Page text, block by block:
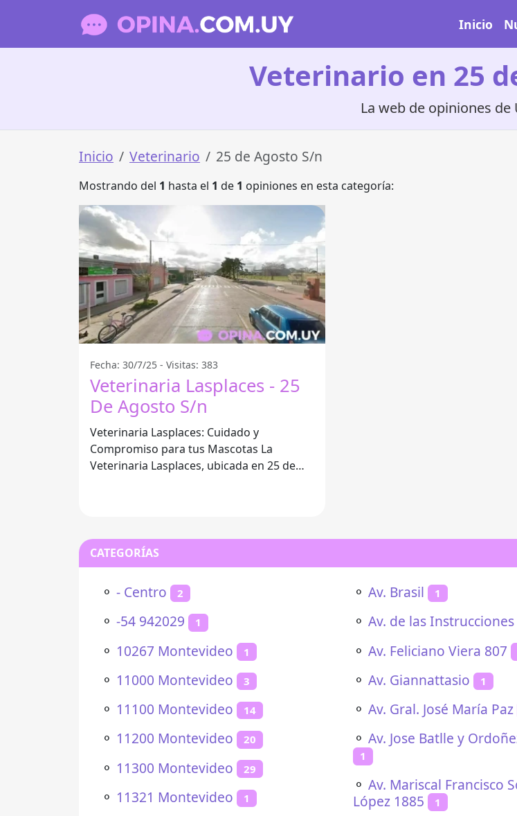
Inicio
Veterinario en 25
La web de opiniones de
Inicio Veterinario 25 de Agosto S/n
Mostrando del 1 hasta el 1 de 1 opiniones en esta categoría:
Fecha: 30/7/25 - Visitas: 383
Veterinaria Lasplaces - 25
De Agosto S/n
Veterinaria Lasplaces: Cuidado y
Compromiso para tus Mascotas La
Veterinaria Lasplaces, ubicada en 25 de
CATEGORÍAS
⚬ - Centro 2
⚬ -54 942029 1
⚬ 10267 Montevideo 1
⚬ 11000 Montevideo 3
⚬ 11100 Montevideo 14
⚬ 11200 Montevideo 20
⚬ 11300 Montevideo 29
⚬ 11321 Montevideo 1
⚬ Av. Brasil 1
⚬ Av. de las Instrucciones
⚬ Av. Feliciano Viera 807
⚬ Av. Giannattasio 1
⚬ Av. Gral. José María Paz
⚬ Av. Jose Batlle y
1
⚬ Av. Mariscal Francisco
López 1885
1